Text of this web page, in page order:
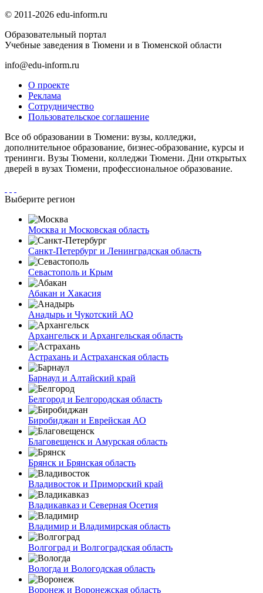
© 2011-2026 edu-inform.ru
Образовательный портал
Учебные заведения в Тюмени и в Тюменской области
info@edu-inform.ru
О проекте
Реклама
Сотрудничество
Пользовательское соглашение
Все об образовании в Тюмени: вузы, колледжи,
дополнительное образование, бизнес-образование, курсы и
тренинги. Вузы Тюмени, колледжи Тюмени. Дни открытых
дверей в вузах Тюмени, профессиональное образование.
Выберите регион
Москва и Московская область
Санкт-Петербург и Ленинградская область
Севастополь и Крым
Абакан и Хакасия
Анадырь и Чукотский АО
Архангельск и Архангельская область
Астрахань и Астраханская область
Барнаул и Алтайский край
Белгород и Белгородская область
Биробиджан и Еврейская АО
Благовещенск и Амурская область
Брянск и Брянская область
Владивосток и Приморский край
Владикавказ и Северная Осетия
Владимир и Владимирская область
Волгоград и Волгоградская область
Вологда и Вологодская область
Воронеж и Воронежская область